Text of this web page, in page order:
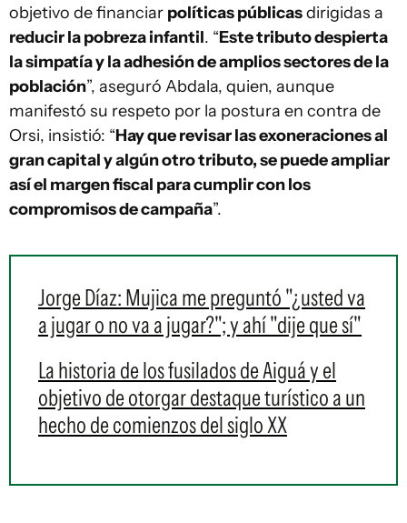
objetivo de financiar políticas públicasdirigidas a
reducir la pobreza infantil. “Este tributo despierta
la simpatía y la adhesión de amplios sectores de la
población”, aseguró Abdala, quien, aunque
manifestó su respeto por la postura en contra de
Orsi, insistió: “Hay que revisar las exoneraciones al
gran capital y algún otro tributo, se puede ampliar
así el margen fiscal para cumplir con los
compromisos de campaña”.
Jorge Díaz: Mujica me preguntó "¿usted va
a jugar o no va a jugar?"; y ahí "dije que sí"
La historia de los fusilados de Aiguá y el
objetivo de otorgar destaque turístico a un
hecho de comienzos del siglo XX